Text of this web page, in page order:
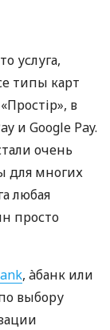
услуга,
типы карт
в
и Google Pay.
очень
для многих
любая
просто
, àбанк или
выбору